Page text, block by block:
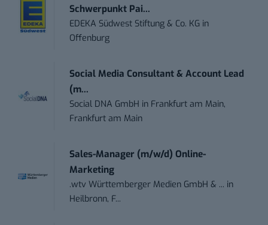
Schwerpunkt Pai...
EDEKA Südwest Stiftung & Co. KG in
Offenburg
Social Media Consultant & Account Lead
(m...
Social DNA GmbH in Frankfurt am Main,
Frankfurt am Main
Sales-Manager (m/w/d) Online-
Marketing
.wtv Württemberger Medien GmbH & ... in
Heilbronn, F...